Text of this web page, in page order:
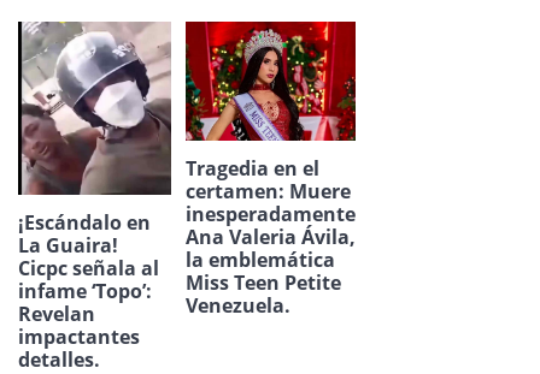
¡Escándalo en
La Guaira!
Cicpc señala al
infame ‘Topo’:
Revelan
impactantes
detalles.
Tragedia en el
certamen: Muere
inesperadamente
Ana Valeria Ávila,
la emblemática
Miss Teen Petite
Venezuela.